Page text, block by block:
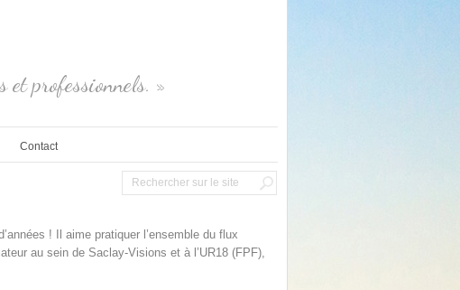
et professionnels. »
Contact
! Il aime pratiquer l’ensemble du flux
au sein de Saclay-Visions et à l’UR18 (FPF),